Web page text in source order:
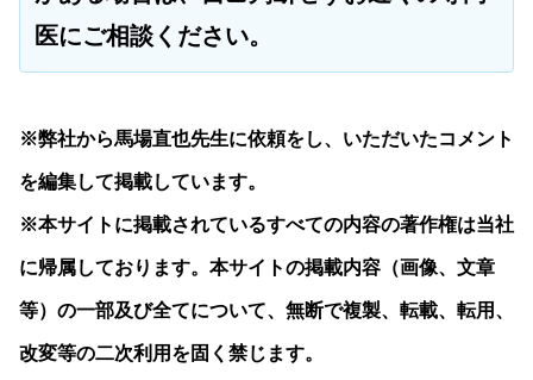
医にご相談ください。
※弊社から馬場直也先生に依頼をし、いただいたコメント
を編集して掲載しています。
※本サイトに掲載されているすべての内容の著作権は当社
に帰属しております。本サイトの掲載内容（画像、文章
等）の一部及び全てについて、無断で複製、転載、転用、
改変等の二次利用を固く禁じます。